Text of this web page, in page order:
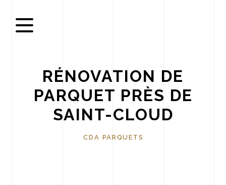
RÉNOVATION DE
PARQUET PRÈS DE
SAINT-CLOUD
CDA PARQUETS